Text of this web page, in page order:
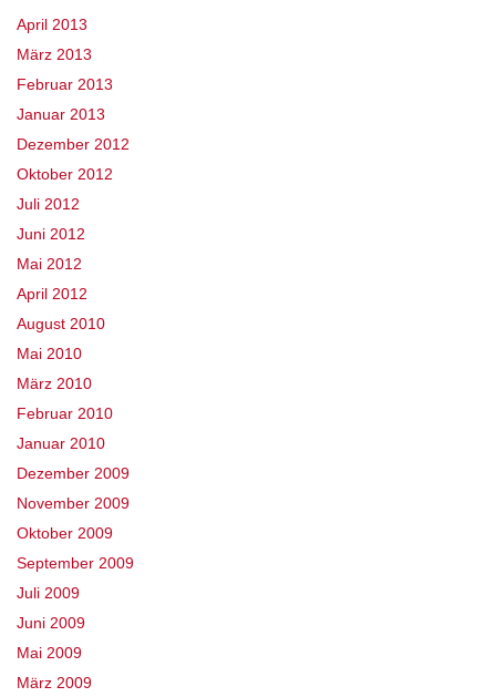
April 2013
März 2013
Februar 2013
Januar 2013
Dezember 2012
Oktober 2012
Juli 2012
Juni 2012
Mai 2012
April 2012
August 2010
Mai 2010
März 2010
Februar 2010
Januar 2010
Dezember 2009
November 2009
Oktober 2009
September 2009
Juli 2009
Juni 2009
Mai 2009
März 2009